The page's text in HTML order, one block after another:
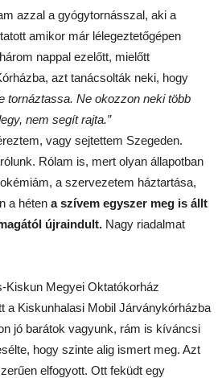
azzal a gyógytornásszal, aki a
amikor már lélegeztetőgépen
nappal ezelőtt, mielőtt
azt tanácsolták neki, hogy
tornáztassa. Ne okozzon neki több
nem segít rajta.”
vagy sejtettem Szegeden.
Rólam is, mert olyan állapotban
a szervezetem háztartása,
a héten a szívem egyszer meg is állt
újraindult. Nagy riadalmat
Kiskun Megyei Oktatókorház
a Kiskunhalasi Mobil Járványkórházba
jó barátok vagyunk, rám is kíváncsi
hogy szinte alig ismert meg. Azt
elfogyott. Ott feküdt egy